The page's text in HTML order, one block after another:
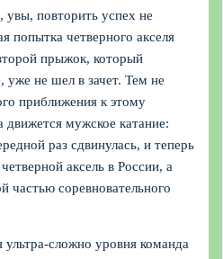
повторить успех не
попытка четверного акселя
прыжок, который
уже не шел в зачет. Тем не
приближения к этому
движется мужское катание:
раз сдвинулась, и теперь
аксель в России, а
частью соревновательного
ультра-сложно уровня команда